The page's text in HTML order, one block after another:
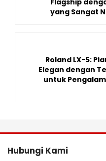
Flagship
yang Sangat
Roland LX-5:
Elegan dengan
untuk
Hubungi Kami